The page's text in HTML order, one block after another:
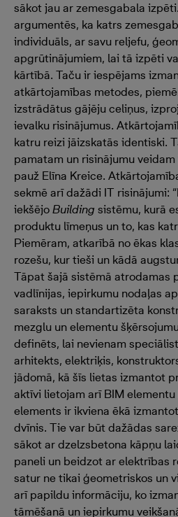
sākot jau ar zemesgabala
argumentēs, ka katrs
individuāls, ar savu reljefu,
apgrūtinājumiem, lai tā izpēti
kārtībā. Taču ir iespējams
atkārtojamības metodes,
izstrādātus gājēju celiņus,
ievalku risinājumus.
katru reizi jāizskatās identiski.
pamatam un risinājumu
pauž Elīna Kreice.
sekmē arī dažādi IT risinājumi:
iekšējo Building sistēmu, kurā
produktu līmeņus un to, kas
Piemēram, atkarībā no ēkas
rozešu, kur tieši un kādā
Tāpat šajā sistēmā atrodamas
vadlīnijas, iepirkumu nodaļas
saraksts un standartizēta
mezglu un elementu
definēts, lai nevienam
arhitekts, elektriķis,
jādomā, kā šīs lietas izmantot
aktīvi lietojam arī BIM
elements ir ikviena ēkā
dvīnis. Tie var būt dažādas
sākot ar dzelzsbetona kāpņu
paneli un beidzot ar elektrības
satur ne tikai ģeometriskos un
arī papildu informāciju, ko
tāmēšanā un iepirkumu